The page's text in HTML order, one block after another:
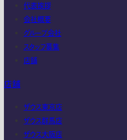
代表挨拶
会社概要
グループ会社
スタッフ募集
店舗
店舗
ザウス東京店
ザウス群馬店
ザウス大阪店